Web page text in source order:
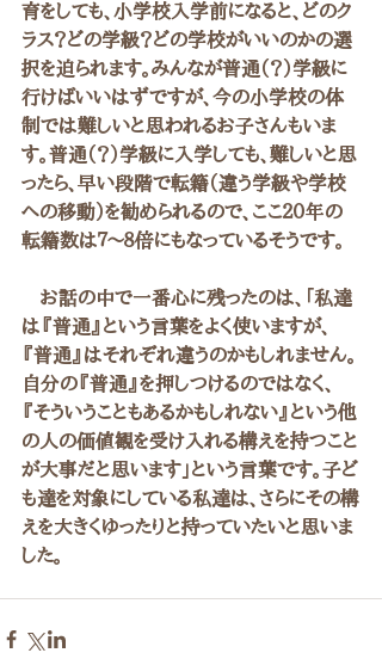
育をしても、小学校入学前になると、どのク
ラス？どの学級？どの学校がいいのかの選
択を迫られます。みんなが普通（？）学級に
行けばいいはずですが、今の小学校の体
制では難しいと思われるお子さんもいま
す。普通（？）学級に入学しても、難しいと思
ったら、早い段階で転籍（違う学級や学校
への移動）を勧められるので、ここ２０年の
転籍数は７～８倍にもなっているそうです。
お話の中で一番心に残ったのは、「私達
は『普通』という言葉をよく使いますが、
『普通』はそれぞれ違うのかもしれません。
自分の『普通』を押しつけるのではなく、
『そういうこともあるかもしれない』という他
の人の価値観を受け入れる構えを持つこと
が大事だと思います」という言葉です。子ど
も達を対象にしている私達は、さらにその構
えを大きくゆったりと持っていたいと思いま
した。